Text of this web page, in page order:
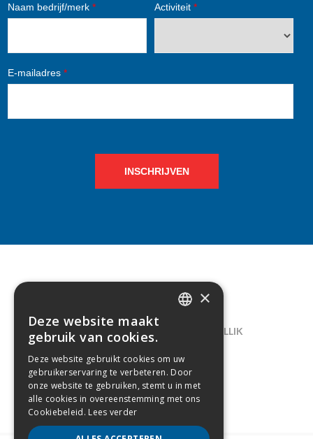
Naam bedrijf/merk * Activiteit *
E-mailadres *
INSCHRIJVEN
CONTACT
LELIEGAARDE 22, B-1731 ZELLIK
02/238.10.11
INFO@CREAMODA.BE
BE0407.694.265
×
Deze website maakt
gebruik van cookies.
Deze website gebruikt cookies om uw
gebruikerservaring te verbeteren. Door
onze website te gebruiken, stemt u in met
alle cookies in overeenstemming met ons
Cookiebeleid. Lees verder